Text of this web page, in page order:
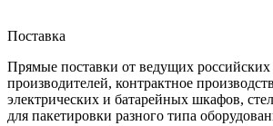
Поставка
Прямые поставки от ведущих
производителей, контрактное
электрических и батарейных шкафов,
для пакетировки разного типа